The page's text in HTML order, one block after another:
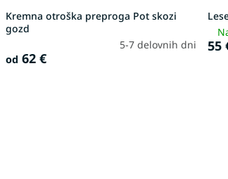
Kremna otroška preproga Pot skozi
gozd
5-7 delovnih dni
od 62 €
55